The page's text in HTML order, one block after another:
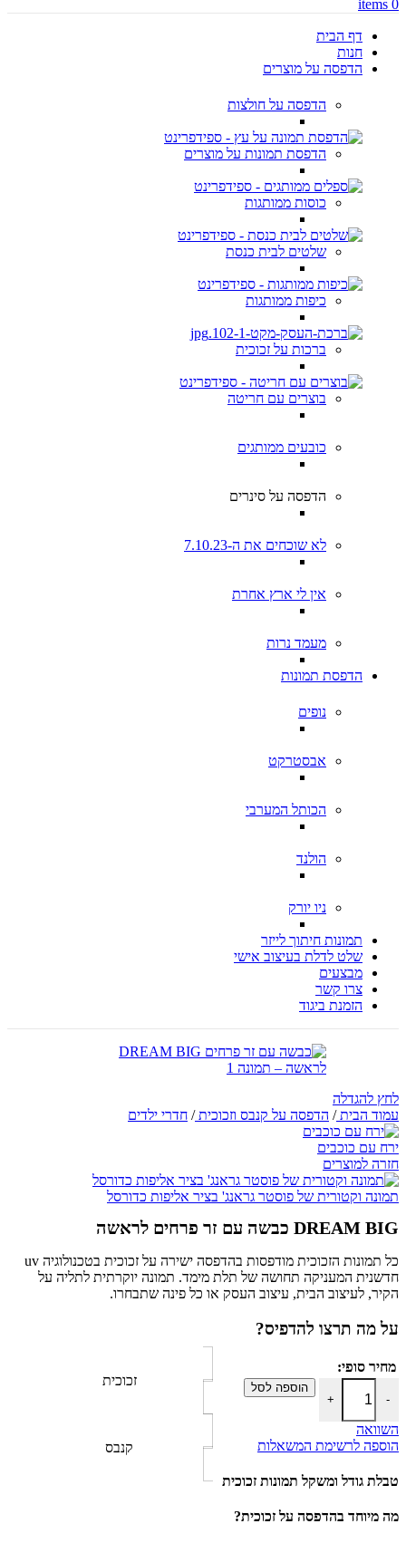
0
items
דף הבית
חנות
הדפסה על מוצרים
הדפסה על חולצות
הדפסת תמונות על מוצרים
כוסות ממותגות
שלטים לבית כנסת
כיפות ממותגות
ברכות על זכוכית
בוצרים עם חריטה
כובעים ממותגים
הדפסה על סינרים
לא שוכחים את ה-7.10.23
אין לי ארץ אחרת
מעמד נרות
הדפסת תמונות
נופים
אבסטרקט
הכותל המערבי
הולנד
ניו יורק
תמונות חיתוך לייזר
שלט לדלת בעיצוב אישי
מבצעים
צרו קשר
הזמנת ביגוד
לחץ להגדלה
עמוד הבית/ הדפסה על קנבס וזכוכית/ חדרי ילדים
ירח עם כוכבים
חזרה למוצרים
תמונה וקטורית של פוסטר גראנג' בציר אליפות כדורסל
DREAM BIG כבשה עם זר פרחים לראשה
כל תמונות הזכוכית מודפסות בהדפסה ישירה על זכוכית בטכנולוגיה uv
חדשנית המעניקה תחושה של תלת מימד. תמונה יוקרתית לתליה על
הקיר, לעיצוב הבית, עיצוב העסק או כל פינה שתבחרו.
על מה תרצו להדפיס?
זכוכית
קנבס
מחיר סופי:
-
כמות של DREAM BIG כבשה עם זר פרחים לראשה
+
הוספה לסל
השוואה
הוספה לרשימת המשאלות
טבלת גודל ומשקל תמונות זכוכית
מה מיוחד בהדפסה על זכוכית?